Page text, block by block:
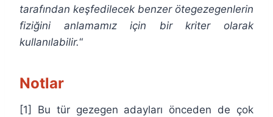
tarafından keşfedilecek benzer ötegezegenlerin
fiziğini anlamamız için bir kriter olarak
kullanılabilir.“
Notlar
[1] Bu tür gezegen adayları önceden de çok